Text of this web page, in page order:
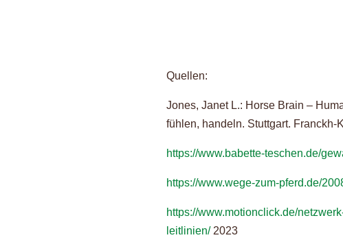
Quellen:
Jones, Janet L.: Horse Brain –
fühlen, handeln. Stuttgart. Franckh-
https://www.babette-teschen.de/
https://www.wege-zum-pferd.de/
https://www.motionclick.de/
leitlinien/2023